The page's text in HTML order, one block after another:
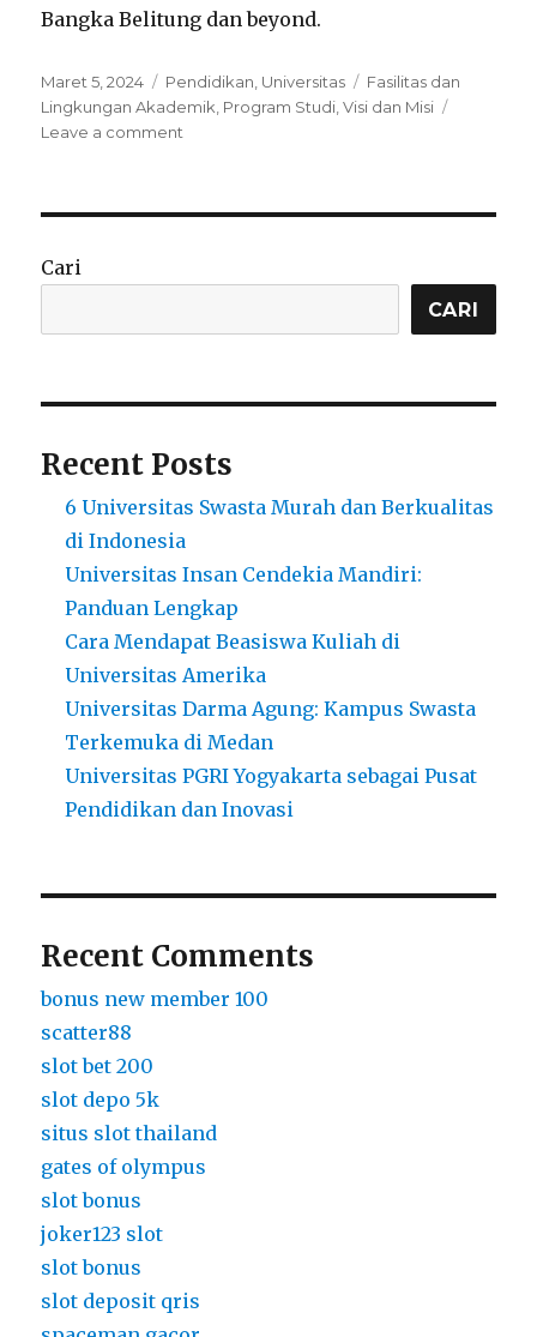
Bangka Belitung dan beyond.
Posted
on
Maret 5, 2024 Categories
Pendidikan, Universitas Tags
Fasilitas dan
Lingkungan Akademik, Program Studi,Visi dan Misi
Leave a comment
Abdurrahman
Cari
CARI
Recent Posts
6 Universitas Swasta Murah dan Berkualitas
di Indonesia
Universitas Insan Cendekia Mandiri:
Panduan Lengkap
Cara Mendapat Beasiswa Kuliah di
Universitas Amerika
Universitas Darma Agung: Kampus Swasta
Terkemuka di Medan
Universitas PGRI Yogyakarta sebagai Pusat
Pendidikan dan Inovasi
Recent Comments
bonus new member 100
scatter88
slot bet 200
slot depo 5k
situs slot thailand
gates of olympus
slot bonus
joker123 slot
slot bonus
slot deposit qris